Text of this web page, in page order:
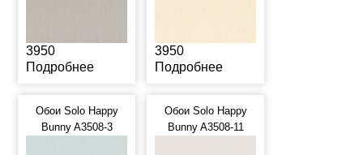
3950
Подробнее
3950
Подробнее
Обои Solo Happy
Bunny A3508-3
Обои Solo Happy
Bunny A3508-11